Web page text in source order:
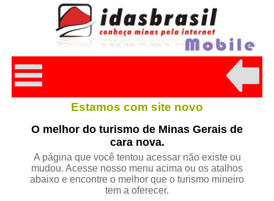
Estamos com site novo
O melhor do turismo de Minas Gerais de
cara nova.
A página que você tentou acessar não existe ou
mudou. Acesse nosso menu acima ou os atalhos
abaixo e encontre o melhor que o turismo mineiro
tem a oferecer.